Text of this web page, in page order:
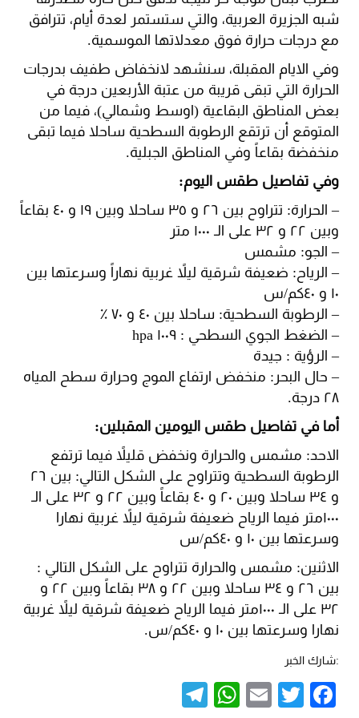
شبه الجزيرة العربية، والتي ستستمر لعدة أيام، تترافق
مع درجات حرارة فوق معدلاتها الموسمية.
وفي الايام المقبلة، سنشهد لانخفاض طفيف بدرجات
الحرارة التي تبقى قريبة من عتبة الأربعين درجة في
بعض المناطق البقاعية (اوسط وشمالي)، فيما من
المتوقع أن ترتقع الرطوبة السطحية ساحلا فيما تبقى
منخفضة بقاعاً وفي المناطق الجبلية.
وفي تفاصيل طقس اليوم:
– الحرارة: تتراوح بين ٢٦ و ٣٥ ساحلا وبين ١٩ و ٤٠ بقاعاً
وبين ٢٢ و ٣٢ على الـ ١٠٠٠ متر
– الجو: مشمس
– الرياح: ضعيفة شرقية ليلاً غربية نهاراً وسرعتها بين
١٠ و ٤٠كم/س
– الرطوبة السطحية: ساحلا بين ٤٠ و ٧٠ ٪؜
– الضغط الجوي السطحي : ١٠٠٩ hpa
– الرؤية : جيدة
– حال البحر: منخفض ارتفاع الموج وحرارة سطح المياه
٢٨ درجة.
أما في تفاصيل طقس اليومين المقبلين:
الاحد: مشمس والحرارة ونخفض قليلاً فيما ترتفع
الرطوبة السطحية وتتراوح على الشكل التالي: بين ٢٦
و ٣٤ ساحلا وبين ٢٠ و ٤٠ بقاعاً وبين ٢٢ و ٣٢ على الـ
١٠٠٠متر فيما الرياح ضعيفة شرقية ليلاً غربية نهارا
وسرعتها بين ١٠ و ٤٠كم/س
الاثنين: مشمس والحرارة تتراوح على الشكل التالي :
بين ٢٦ و ٣٤ ساحلا وبين ٢٢ و ٣٨ بقاعاً وبين ٢٢ و
٣٢ على الـ ١٠٠٠متر فيما الرياح ضعيفة شرقية ليلاً غربية
نهارا وسرعتها بين ١٠ و ٤٠كم/س.
:شارك الخبر
Facebook
Twitter
Email
WhatsApp